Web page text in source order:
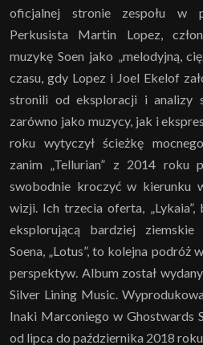
oficjalnej stronie zespołu w
Perkusista Martin Lopez,
muzykę Soen jako „melodyjną,
czasu, gdy Lopez i Joel Ekelof
stronili od eksploracji i analizy
zarówno jako muzycy, jak i
roku wytyczył ścieżkę
zanim „Tellurian” z 2014 roku
swobodnie kroczyć w kierunku
wizji. Ich trzecia oferta, „Lykaia”,
eksplorującą bardziej
Soena, „Lotus”, to kolejna podróż
perspektyw. Album został
Silver Lining Music.
Inaki Marconiego w Ghostwards
od lipca do października 2018